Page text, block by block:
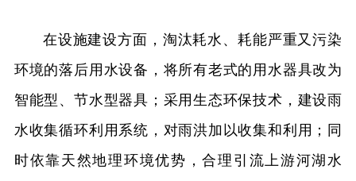
在设施建设方面，淘汰耗水、耗能严重又污染
环境的落后用水设备，将所有老式的用水器具改为
智能型、节水型器具；采用生态环保技术，建设雨
水收集循环利用系统，对雨洪加以收集和利用；同
时依靠天然地理环境优势，合理引流上游河湖水